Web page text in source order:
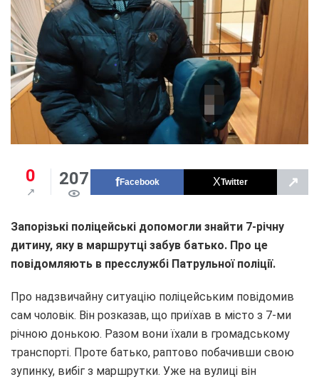
0 207 Facebook Twitter ↗
Запорізькі поліцейські допомогли знайти 7-річну
дитину, яку в маршрутці забув батько. Про це
повідомляють в пресслужбі Патрульної поліції.
Про надзвичайну ситуацію поліцейським повідомив
сам чоловік. Він розказав, що приїхав в місто з 7-ми
річною донькою. Разом вони їхали в громадському
транспорті. Проте батько, раптово побачивши свою
зупинку, вибіг з маршрутки. Уже на вулиці він